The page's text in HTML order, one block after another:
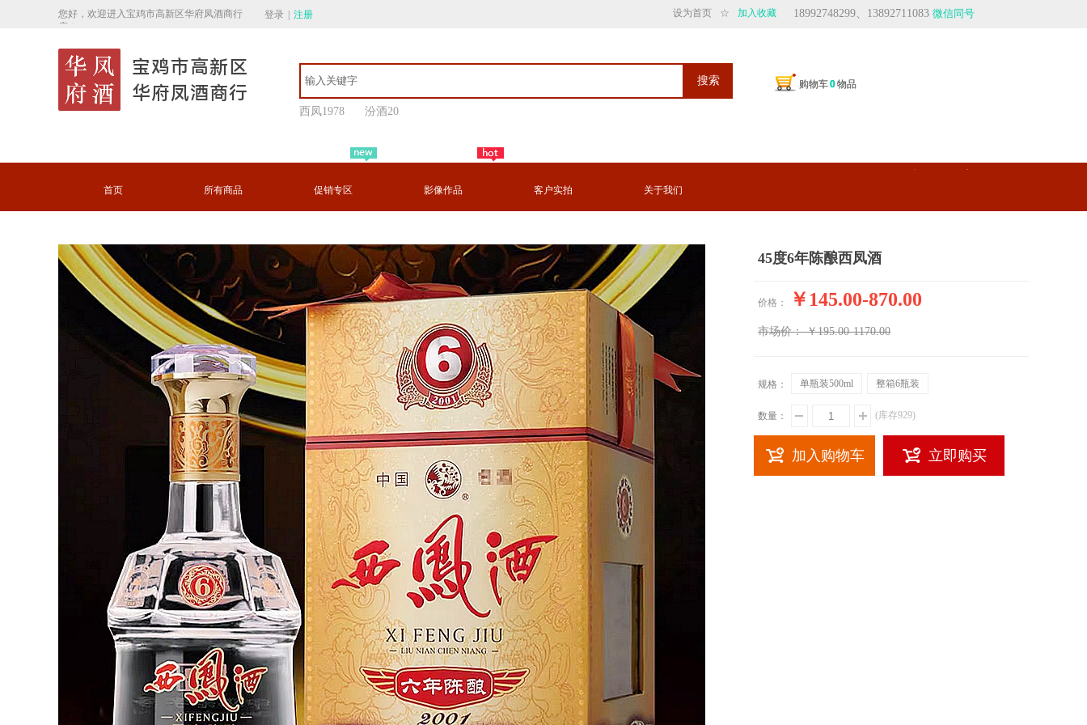
登录 注册
您好，欢迎进入宝鸡市高新区华府凤酒商行
店！
设为首页 ☆ 加入收藏 18992748299、13892711083 微信同号
宝鸡市高新区
华府凤酒商行
搜索
西凤1978 汾酒20
购物车0物品
购物车0物品
首页 所有商品 促销专区 影像作品 客户实拍 关于我们
45度6年陈酿西凤酒
价格： ￥145.00-870.00
市场价： ￥195.00-1170.00
规格： 单瓶装500ml 整箱6瓶装
数量： (库存929)
加入购物车 立即购买